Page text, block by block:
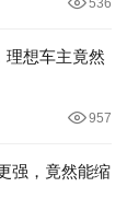
理想车主竟然
957
强，竟然能缩